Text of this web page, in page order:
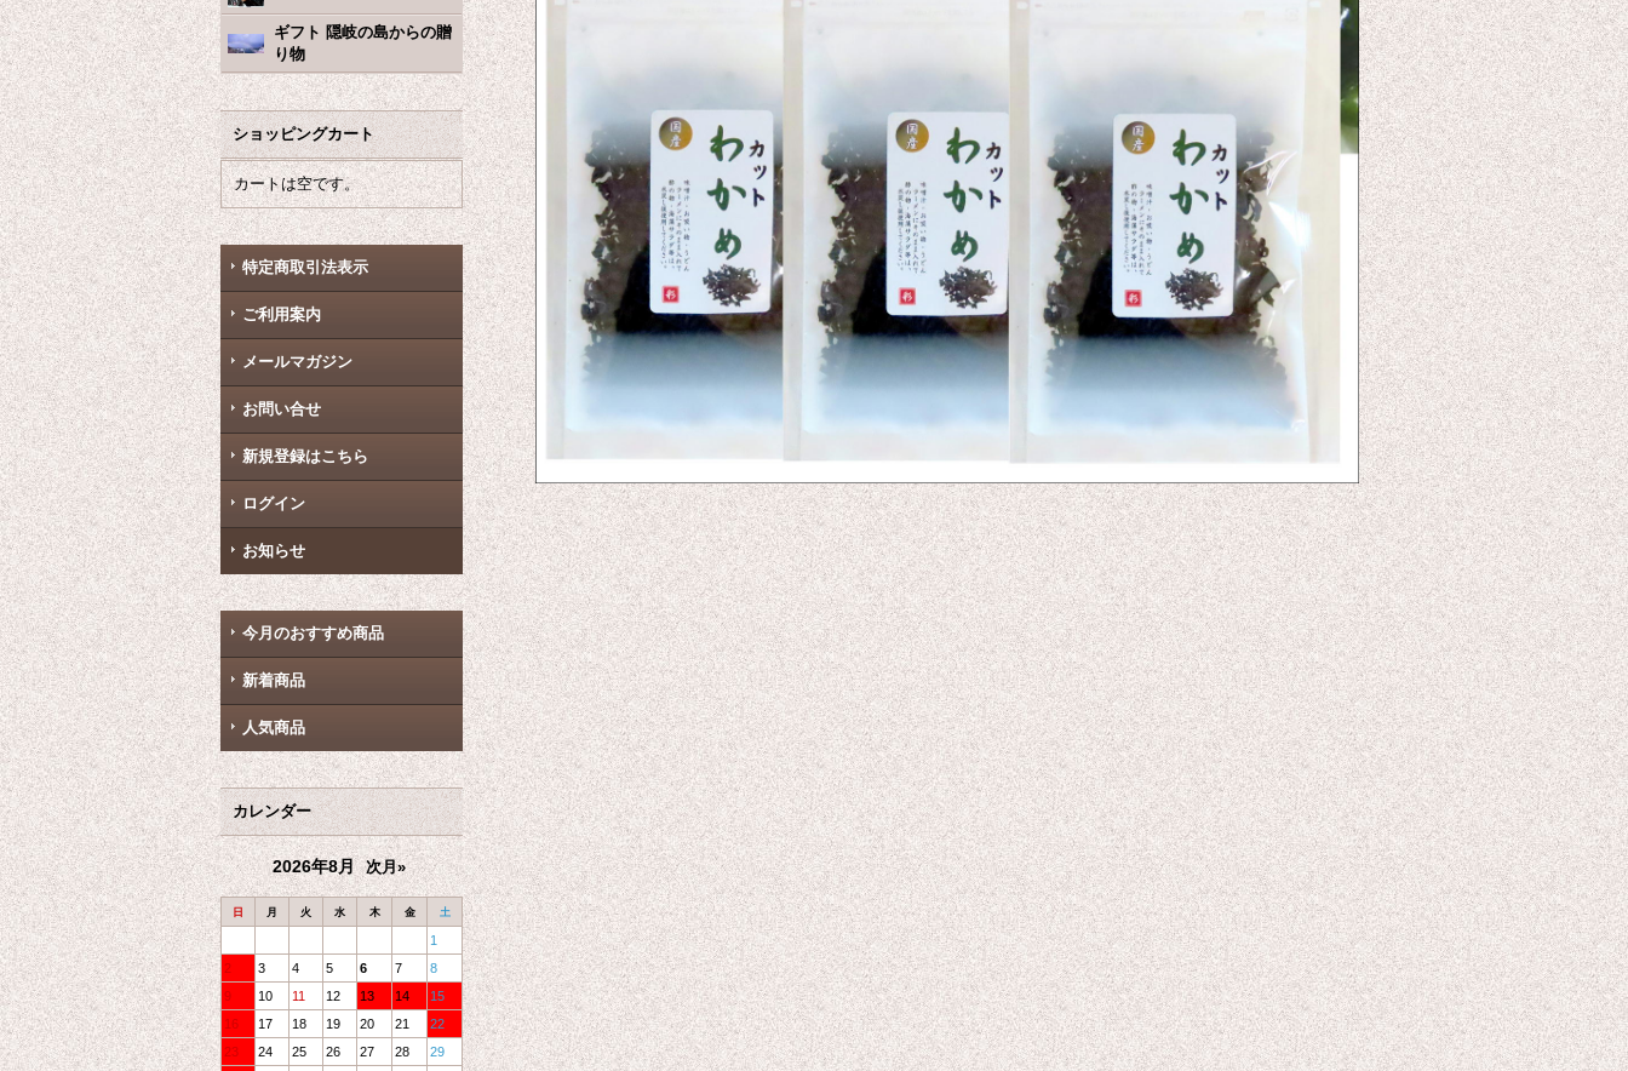
ギフト 隠岐の島からの贈
り物
ショッピングカート
カートは空です。
特定商取引法表示
ご利用案内
メールマガジン
お問い合せ
新規登録はこちら
ログイン
お知らせ
今月のおすすめ商品
新着商品
人気商品
カレンダー
2026年8月 次月»
日 月 火 水 木 金 土
1
2
3 4 5 6 7
8
9
10 11 12 13 14
15
16
17 18 19 20 21
22
23
24 25 26 27 28
29